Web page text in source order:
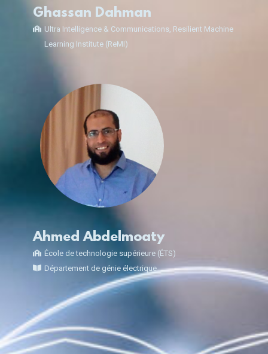
Ghassan Dahman
Ultra Intelligence & Communications, Resilient Machine
Learning Institute (ReMI)
Ahmed Abdelmoaty
École de technologie supérieure (ÉTS)
Département de génie électrique